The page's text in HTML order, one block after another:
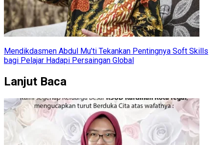
Mendikdasmen Abdul Mu’ti Tekankan Pentingnya Soft Skills
bagi Pelajar Hadapi Persaingan Global
Lanjut Baca